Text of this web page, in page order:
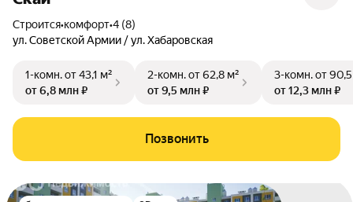
Строится•комфорт•4 (8)
ул. Советской Армии / ул. Хабаровская
1-комн.от 43,1 м²
от 6,8 млн ₽
2-комн.от 62,8 м²
от 9,5 млн ₽
3-комн.от
от 12,3 млн ₽
Позвонить